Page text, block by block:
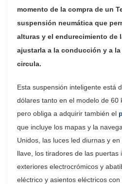
momento de la compra de un
suspensión neumática que
alturas y el endurecimiento de
ajustarla a la conducción y a
circula.
Esta suspensión inteligente está
dólares tanto en el modelo de 60
pero obliga a adquirir también el
que incluye los mapas y la
Unidos, las luces led diurnas y
llave, los tiradores de las puertas
exteriores electrocrómicos y
eléctrico y asientos eléctricos con